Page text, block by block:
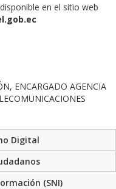
en el sitio web
ENCARGADO AGENCIA
Digital
(SNI)